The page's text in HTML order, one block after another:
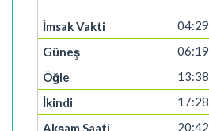
04:29
06:19
13:38
17:28
20:42